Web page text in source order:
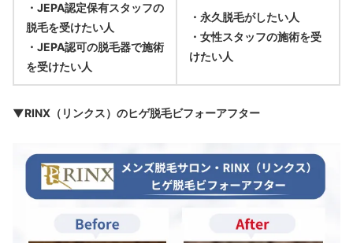
・JEPA認定保有スタッフの
脱毛を受けたい人
・JEPA認可の脱毛器で施術
を受けたい人
・永久脱毛がしたい人
・女性スタッフの施術を受
けたい人
▼RINX（リンクス）のヒゲ脱毛ビフォーアフター